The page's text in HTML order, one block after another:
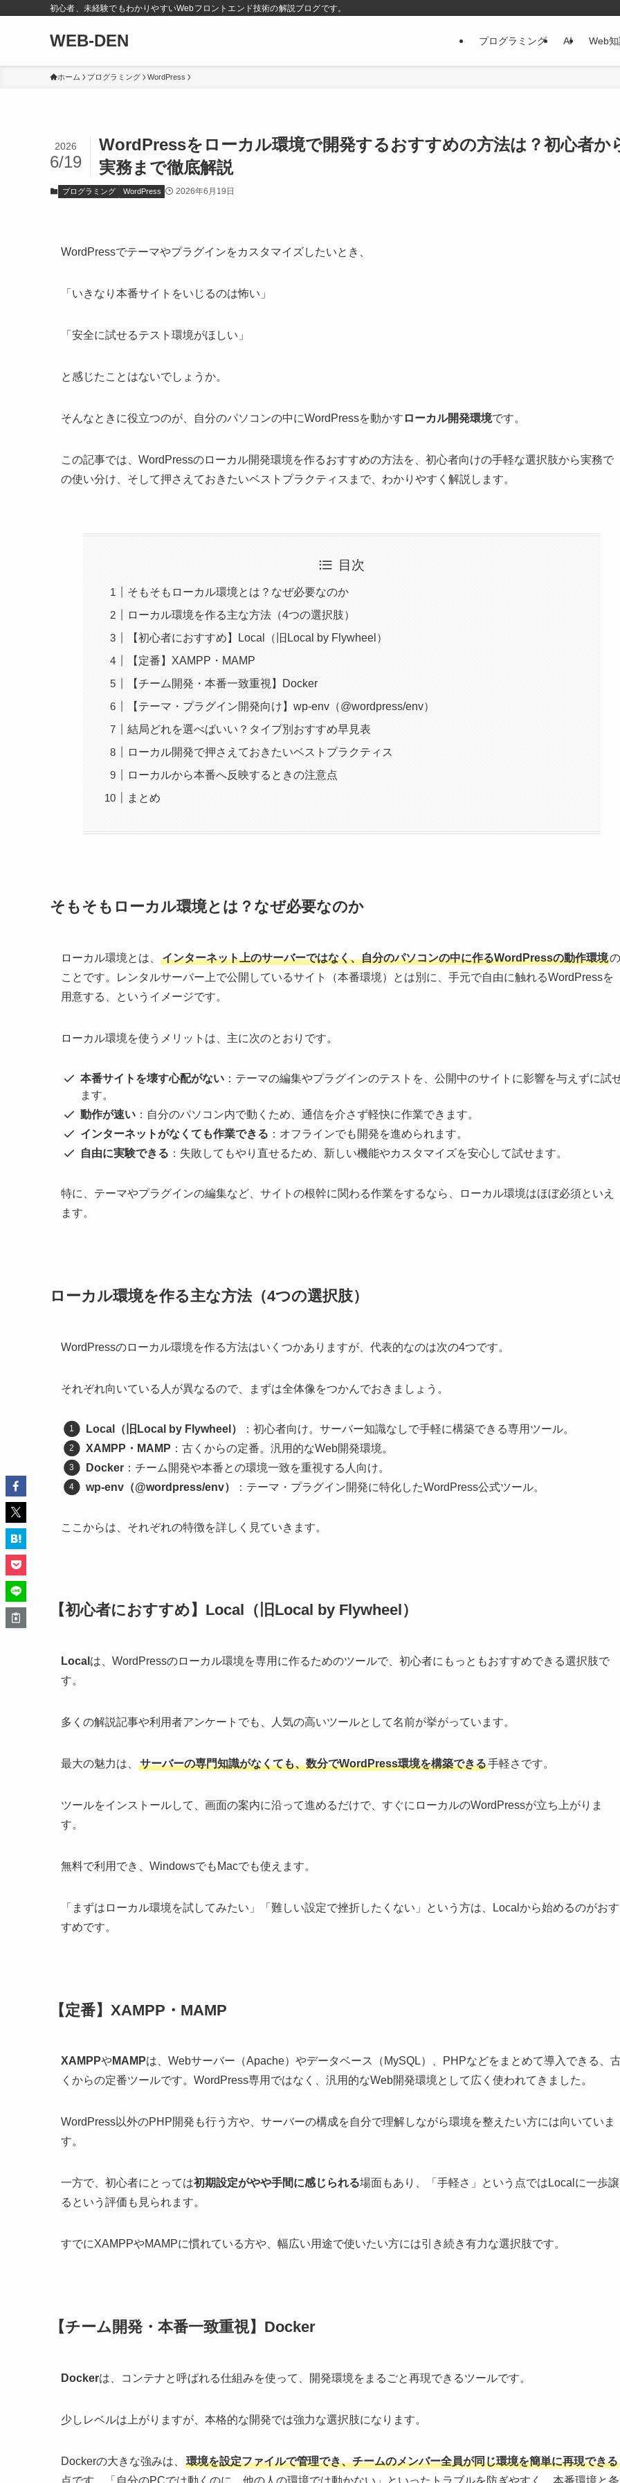
初心者、未経験でもわかりやすいWebフロントエンド技術の解説ブログです。
WEB-DEN プログラミング AI Web
ホーム プログラミング WordPress
WordPressをローカル環境で開発するおすすめの方法は？初心者か
実務まで徹底解説
2026
6/19
プログラミング WordPress 2026年6月19日
WordPressでテーマやプラグインをカスタマイズしたいとき、
「いきなり本番サイトをいじるのは怖い」
「安全に試せるテスト環境がほしい」
と感じたことはないでしょうか。
そんなときに役立つのが、自分のパソコンの中にWordPressを動かす ローカル開発環境です。
この記事では、WordPressのローカル開発環境を作るおすすめの方法を、初心者向けの手軽な選択肢から実務で
の使い分け、そして押さえておきたいベストプラクティスまで、わかりやすく解説します。
目次
そもそもローカル環境とは？なぜ必要なのか
ローカル環境を作る主な方法（4つの選択肢）
【初心者におすすめ】Local（旧Local by Flywheel）
【定番】XAMPP・MAMP
【チーム開発・本番一致重視】Docker
【テーマ・プラグイン開発向け】wp-env（@wordpress/env）
結局どれを選べばいい？タイプ別おすすめ早見表
ローカル開発で押さえておきたいベストプラクティス
ローカルから本番へ反映するときの注意点
まとめ
そもそもローカル環境とは？なぜ必要なのか
ローカル環境とは、 インターネット上のサーバーではなく、自分のパソコンの中に作るWordPressの動作環境の
ことです。レンタルサーバー上で公開しているサイト（本番環境）とは別に、手元で自由に触れるWordPressを
用意する、というイメージです。
ローカル環境を使うメリットは、主に次のとおりです。
本番サイトを壊す心配がない ：テーマの編集やプラグインのテストを、公開中のサイトに影響を与えずに試
ます。
動作が速い ：自分のパソコン内で動くため、通信を介さず軽快に作業できます。
インターネットがなくても作業できる ：オフラインでも開発を進められます。
自由に実験できる ：失敗してもやり直せるため、新しい機能やカスタマイズを安心して試せます。
特に、テーマやプラグインの編集など、サイトの根幹に関わる作業をするなら、ローカル環境はほぼ必須といえ
ます。
ローカル環境を作る主な方法（4つの選択肢）
WordPressのローカル環境を作る方法はいくつかありますが、代表的なのは次の4つです。
それぞれ向いている人が異なるので、まずは全体像をつかんでおきましょう。
Local（旧Local by Flywheel）
：初心者向け。サーバー知識なしで手軽に構築できる専用ツール。
XAMPP・MAMP ：古くからの定番。汎用的なWeb開発環境。
Docker ：チーム開発や本番との環境一致を重視する人向け。
wp-env（@wordpress/env）
：テーマ・プラグイン開発に特化したWordPress公式ツール。
ここからは、それぞれの特徴を詳しく見ていきます。
【初心者におすすめ】Local（旧Local by Flywheel）
Local は、WordPressのローカル環境を専用に作るためのツールで、初心者にもっともおすすめできる選択肢で
す。
多くの解説記事や利用者アンケートでも、人気の高いツールとして名前が挙がっています。
最大の魅力は、 サーバーの専門知識がなくても、数分でWordPress環境を構築できる手軽さです。
ツールをインストールして、画面の案内に沿って進めるだけで、すぐにローカルのWordPressが立ち上がりま
す。
無料で利用でき、WindowsでもMacでも使えます。
「まずはローカル環境を試してみたい」「難しい設定で挫折したくない」という方は、Localから始めるのがおす
すめです。
【定番】XAMPP・MAMP
XAMPPやMAMPは、Webサーバー（Apache）やデータベース（MySQL）、PHPなどをまとめて導入できる、
くからの定番ツールです。WordPress専用ではなく、汎用的なWeb開発環境として広く使われてきました。
WordPress以外のPHP開発も行う方や、サーバーの構成を自分で理解しながら環境を整えたい方には向いていま
す。
一方で、初心者にとっては初期設定がやや手間に感じられる場面もあり、「手軽さ」という点ではLocalに一歩譲
るという評価も見られます。
すでにXAMPPやMAMPに慣れている方や、幅広い用途で使いたい方には引き続き有力な選択肢です。
【チーム開発・本番一致重視】Docker
Dockerは、コンテナと呼ばれる仕組みを使って、開発環境をまるごと再現できるツールです。
少しレベルは上がりますが、本格的な開発では強力な選択肢になります。
Dockerの大きな強みは、
環境を設定ファイルで管理でき、チームのメンバー全員が同じ環境を簡単に再現できる
点です。「自分のPCでは動くのに、他の人の環境では動かない」といったトラブルを防ぎやすく、本番環境と条